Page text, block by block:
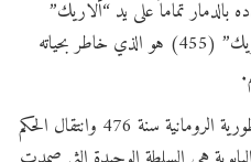
تماماً على يد “ألاريك”
(408) ثم “أتّيلا” (452) ثم “جنسريك” (455) هو الذي خاطر بحياته
وبعد سقوط القسم الغربي من الإمبراطورية الرومانية سنة 476 وانتقال الحكم